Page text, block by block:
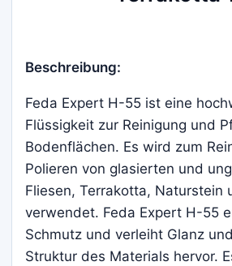
Beschreibung:
Feda Expert H-55 ist eine
Flüssigkeit zur Reinigung und
Bodenflächen. Es wird zum
Polieren von glasierten und
Fliesen, Terrakotta, Naturstein
verwendet. Feda Expert H-55
Schmutz und verleiht Glanz
Struktur des Materials hervor.